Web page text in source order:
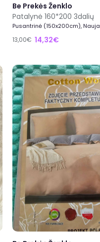
Be Prekės Ženklo
Patalynė 160*200 3dalių
Pusantrinė (150x200cm), Nauja
13,00€ 14,32€